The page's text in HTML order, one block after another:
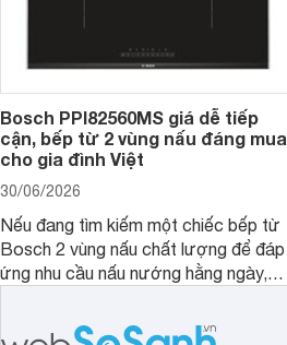
Bosch PPI82560MS giá dễ tiếp
cận, bếp từ 2 vùng nấu đáng mua
cho gia đình Việt
30/06/2026
Nếu đang tìm kiếm một chiếc bếp từ
Bosch 2 vùng nấu chất lượng để đáp
ứng nhu cầu nấu nướng hằng ngày,
chọn đáng cân nhắc.